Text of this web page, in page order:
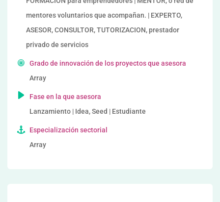
mentores voluntarios que acompañan. | EXPERTO,
ASESOR, CONSULTOR, TUTORIZACION, prestador
privado de servicios
Grado de innovación de los proyectos que asesora
Array
Fase en la que asesora
Lanzamiento | Idea, Seed | Estudiante
Especialización sectorial
Array